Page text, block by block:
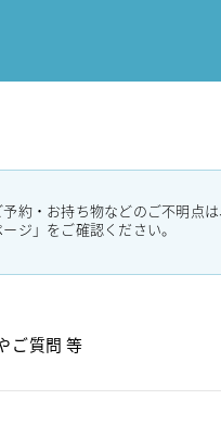
約・お持ち物などのご不明点
ジ」をご確認ください。
ご質問 等